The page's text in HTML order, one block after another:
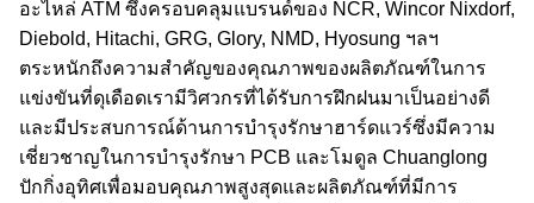
อะไหล่ ATM ซึ่งครอบคลุมแบรนด์ของ NCR, Wincor Nixdorf,
Diebold, Hitachi, GRG, Glory, NMD, Hyosung ฯลฯ
ตระหนักถึงความสำคัญของคุณภาพของผลิตภัณฑ์ในการ
แข่งขันที่ดุเดือดเรามีวิศวกรที่ได้รับการฝึกฝนมาเป็นอย่างดี
และมีประสบการณ์ด้านการบำรุงรักษาฮาร์ดแวร์ซึ่งมีความ
เชี่ยวชาญในการบำรุงรักษา PCB และโมดูล Chuanglong
ปักกิ่งอุทิศเพื่อมอบคุณภาพสูงสุดและผลิตภัณฑ์ที่มีการ